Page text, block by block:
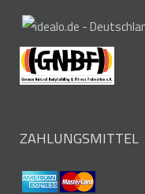
ZAHLUNGSMITTEL